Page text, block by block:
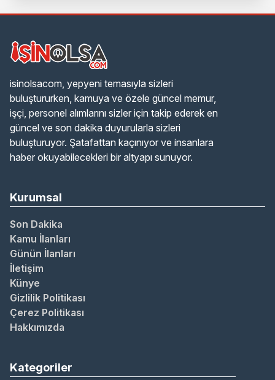
isinolsacom, yepyeni temasıyla sizleri
buluştururken, kamuya ve özele güncel memur,
işçi, personel alımlarını sizler için takip ederek en
güncel ve son dakika duyurularla sizleri
buluşturuyor. Şatafattan kaçınıyor ve insanlara
haber okuyabilecekleri bir altyapı sunuyor.
Kurumsal
Son Dakika
Kamu İlanları
Günün İlanları
İletişim
Künye
Gizlilik Politikası
Çerez Politikası
Hakkımızda
Kategoriler